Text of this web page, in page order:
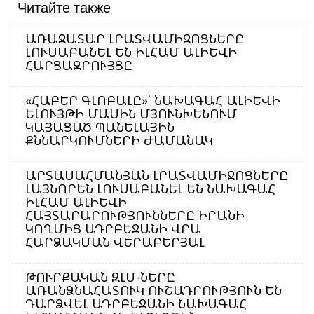
Читайте также
ԱՌԱՋԱՏԱՐ ԼՐԱՏՎԱՄԻՋՈՑՆԵՐԸ
ԼՈՒՍԱԲԱՆԵԼ ԵՆ ԻԼՀԱՄ ԱԼԻԵՎԻ
ՀԱՐՑԱԶՐՈՒՅՑԸ
«ՀԱԲԵՐ ԳԼՈԲԱԼԸ»՝ ՆԱԽԱԳԱՀ ԱԼԻԵՎԻ
ԵԼՈՒՅԹԻ ՄԱՍԻՆ ՄՅՈՒՆԽԵՆՈՒՄ
ԿԱՅԱՑԱԾ ՊԱՆԵԼԱՅԻՆ
ՔՆՆԱՐԿՈՒՄՆԵՐԻ ԺԱՄԱՆԱԿ
ԱՐՏԱՍԱՀՄԱՆՅԱՆ ԼՐԱՏՎԱՄԻՋՈՑՆԵՐԸ
ԼԱՅՆՈՐԵՆ ԼՈՒՍԱԲԱՆԵԼ ԵՆ ՆԱԽԱԳԱՀ
ԻԼՀԱՄ ԱԼԻԵՎԻ
ՀԱՅՏԱՐԱՐՈՒԹՅՈՒՆՆԵՐԸ ԻՐԱՆԻ
ԿՈՂՄԻՑ ԱԴՐԲԵՋԱՆԻ ՎՐԱ
ՀԱՐՁԱԿՄԱՆ ՎԵՐԱԲԵՐՅԱԼ
ԹՈՒՐՔԱԿԱՆ ԶԼՄ-ՆԵՐԸ
ԱՌԱՆՁՆԱՀԱՏՈՒԿ ՈՒՇԱԴՐՈՒԹՅՈՒՆ ԵՆ
ԴԱՐՁՎԵԼ ԱԴՐԲԵՋԱՆԻ ՆԱԽԱԳԱՀ